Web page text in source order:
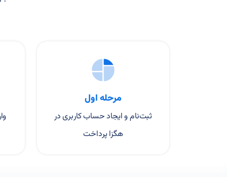
مرحله اول
ثبت‌نام و ایجاد حساب کاربری در
هگزا پرداخت